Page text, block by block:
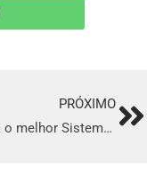
PRÓXIMO
Conheça o melhor Sistema para Delivery em Cambé